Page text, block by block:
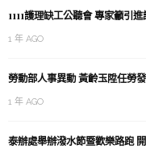
1111護理缺工公聽會 專家籲引
1 年 AGO
勞動部人事異動 黃齡玉陞任勞
1 年 AGO
泰辦處舉辦潑水節暨歡樂路跑